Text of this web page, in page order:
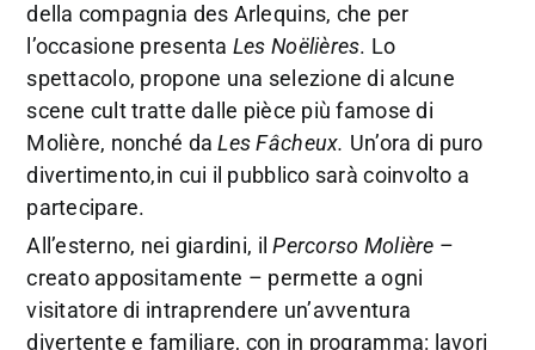
della compagnia des Arlequins, che per
l’occasione presenta Les Noëlières. Lo
spettacolo, propone una selezione di alcune
scene cult tratte dalle pièce più famose di
Molière, nonché daLes Fâcheux. Un’ora di puro
divertimento,in cui il pubblico sarà coinvolto a
partecipare.
All’esterno, nei giardini, ilPercorso Molière –
creato appositamente – permette a ogni
visitatore di intraprendere un’avventura
divertente e familiare, con in programma: lavori